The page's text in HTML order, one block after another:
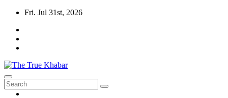
Skip
content
Fri. Jul 31st, 2026
The True Khabar
सत्य, निष्पक्ष र विश्वासिलो खबर True, Fair And Reliable News